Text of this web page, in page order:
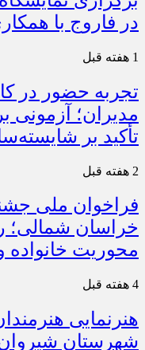
در فاروج با
1 هفته قبل
تجربه حضور در
مدیران؛ آزمونی
تأکید بر
2 هفته قبل
فراخوان ملی
خراسان شمالی؛
محوریت
4 هفته قبل
هنرنمایی
شهرستان